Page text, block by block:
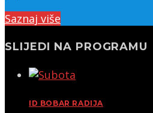
Saznaj više
SLIJEDI NA PROGRAMU
ID BOBAR RADIJA